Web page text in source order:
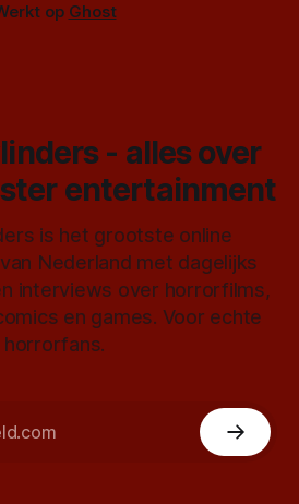
op Ghost
- alles over
entertainment
is het grootste online
Nederland met dagelijks
interviews over horrorfilms,
en games. Voor echte
horrorfans.